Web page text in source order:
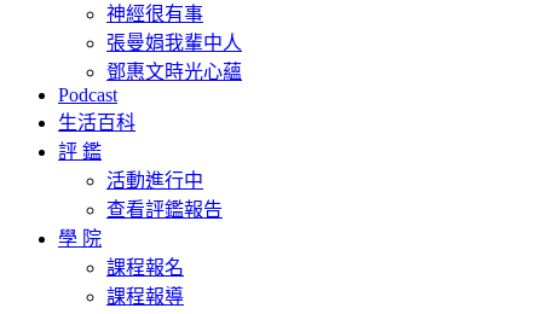
神經很有事
張曼娟我輩中人
鄧惠文時光心蘊
Podcast
生活百科
評 鑑
活動進行中
查看評鑑報告
學 院
課程報名
課程報導